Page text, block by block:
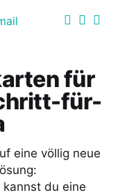
für
für-
eine völlig neue
du eine